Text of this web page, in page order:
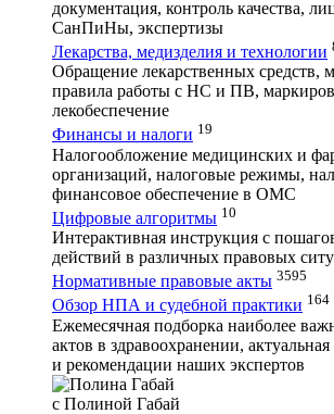
документация, контроль качества,
СанПиНы, экспертизы
Лекарства, медизделия и технологии
Обращение лекарственных средств,
правила работы с НС и ПВ,
лекобеспечение
Финансы и налоги 19
Налогообложение медицинских и
организаций, налоговые режимы,
финансовое обеспечение в ОМС
Цифровые алгоритмы 10
Интерактивная инструкция с
действий в различных правовых
Нормативные правовые акты 3595
Обзор НПА и судебной практики 164
Ежемесячная подборка наиболее
актов в здравоохранении,
и рекомендации наших экспертов
с Полиной Габай